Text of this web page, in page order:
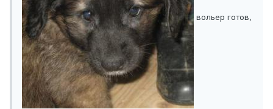
вольер готов,